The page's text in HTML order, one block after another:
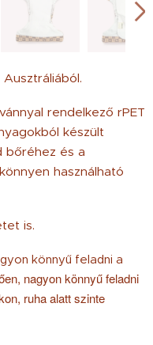
rendelkező rPET
készült
bőréhez és a
használható
is.
könnyű feladni a
nagyon könnyű feladni
ruha alatt szinte